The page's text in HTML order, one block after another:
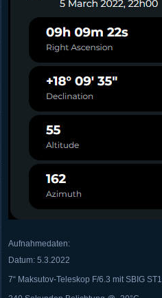
Aufnahmedaten:
Datum: 5.3.2022
7“ Maksutov-Teleskop F/6.3 mit SBIG